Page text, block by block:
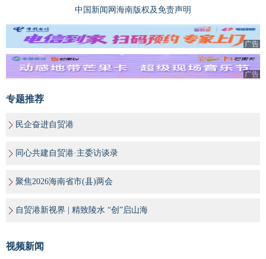
中国新闻网海南版权及免责声明
广告
广告
专题推荐
民企奋进自贸港
同心共建自贸港·主委访谈录
聚焦2026海南省市(县)两会
自贸港新视界 | 精致陵水 “创”启山海
视频新闻